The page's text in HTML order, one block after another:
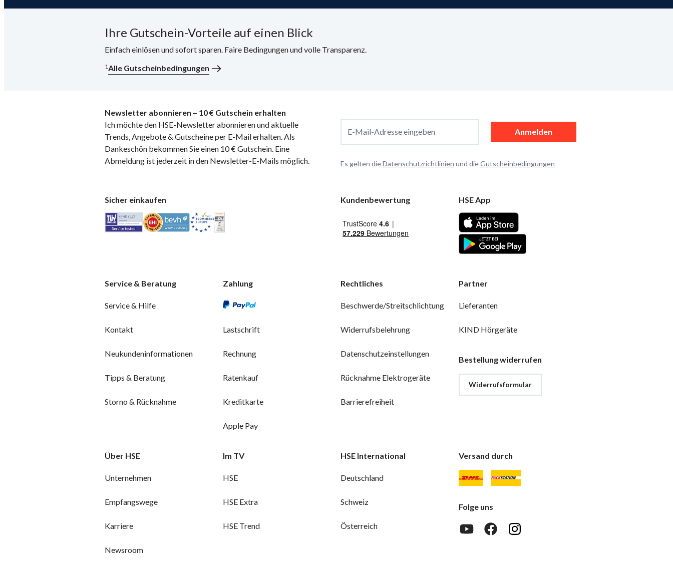
Ihre Gutschein-Vorteile auf einen Blick
Einfach einlösen und sofort sparen. Faire Bedingungen und volle Transparenz.
1Alle Gutscheinbedingungen
Newsletter abonnieren – 10 € Gutschein erhalten
Ich möchte den HSE-Newsletter abonnieren und aktuelle
Trends, Angebote & Gutscheine per E-Mail erhalten. Als
Dankeschön bekommen Sie einen 10 € Gutschein. Eine
Abmeldung ist jederzeit in den Newsletter-E-Mails möglich.
E-Mail-Adresse eingeben Anmelden
Es gelten dieDatenschutzrichtlinien und dieGutscheinbedingungen
Sicher einkaufen Kundenbewertung HSE App
Service & Beratung
Service & Hilfe
Kontakt
Neukundeninformationen
Tipps & Beratung
Storno & Rücknahme
Zahlung
Lastschrift
Rechnung
Ratenkauf
Kreditkarte
Apple Pay
Rechtliches
Beschwerde/Streitschlichtung
Widerrufsbelehrung
Datenschutzeinstellungen
Rücknahme Elektrogeräte
Barrierefreiheit
Partner
Lieferanten
KIND Hörgeräte
Bestellung widerrufen
Widerrufsformular
Über HSE
Unternehmen
Empfangswege
Karriere
Newsroom
Im TV
HSE
HSE Extra
HSE Trend
HSE International
Deutschland
Schweiz
Österreich
Versand durch
Folge uns